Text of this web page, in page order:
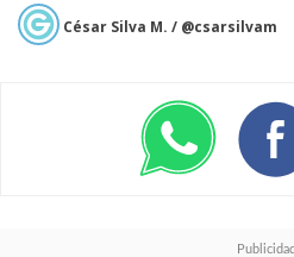
César Silva M. / @csarsilvam